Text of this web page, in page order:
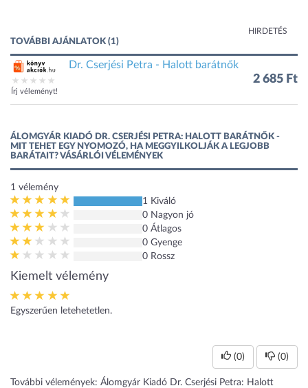
HIRDETÉS
TOVÁBBI AJÁNLATOK (1)
Írj véleményt!
Dr. Cserjési Petra - Halott barátnők
2 685 Ft
ÁLOMGYÁR KIADÓ DR. CSERJÉSI PETRA: HALOTT BARÁTNŐK -
MIT TEHET EGY NYOMOZÓ, HA MEGGYILKOLJÁK A LEGJOBB
BARÁTAIT? VÁSÁRLÓI VÉLEMÉNYEK
1 vélemény
1 Kiváló
0 Nagyon jó
0 Átlagos
0 Gyenge
0 Rossz
Kiemelt vélemény
Egyszerűen letehetetlen.
(0) (0)
További vélemények: Álomgyár Kiadó Dr. Cserjési Petra: Halott